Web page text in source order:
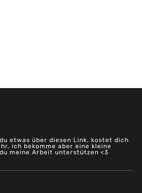
etwas über diesen Link, kostet dich
ich bekomme aber eine kleine
meine Arbeit unterstützen <3